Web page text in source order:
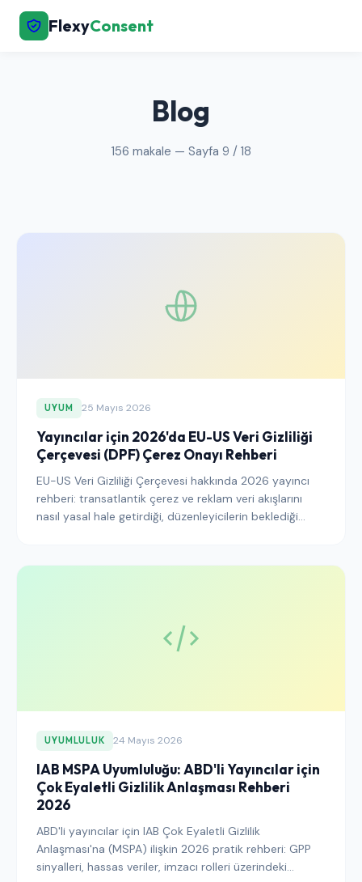
FlexyConsent
← Ana Sayfaya Dön
Blog
156 makale — Sayfa 9 / 18
UYUM 25 Mayıs 2026
Yayıncılar için 2026'da EU-US Veri Gizliliği
Çerçevesi (DPF) Çerez Onayı Rehberi
EU-US Veri Gizliliği Çerçevesi hakkında 2026 yayıncı
rehberi: transatlantik çerez ve reklam veri akışlarını
nasıl yasal hale getirdiği, düzenleyicilerin beklediği
UYUMLULUK 24 Mayıs 2026
IAB MSPA Uyumluluğu: ABD'li Yayıncılar için
Çok Eyaletli Gizlilik Anlaşması Rehberi
2026
ABD'li yayıncılar için IAB Çok Eyaletli Gizlilik
Anlaşması'na (MSPA) ilişkin 2026 pratik rehberi: GPP
sinyalleri, hassas veriler, imzacı rolleri üzerindeki